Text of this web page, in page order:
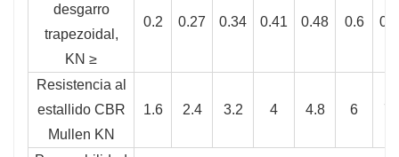
desgarro
trapezoidal,
KN ≥
0.2 0.27 0.34 0.41 0.48 0.6
Resistencia al
estallido CBR
Mullen KN
1.6 2.4 3.2 4 4.8 6